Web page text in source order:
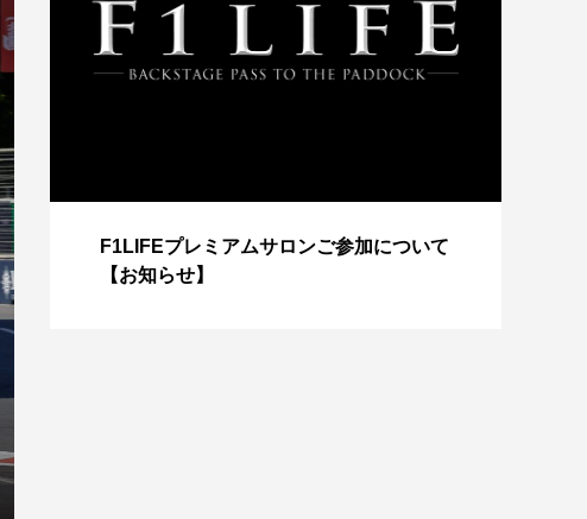
F1LIFEプレミアムサロンご参加について
【お知らせ】